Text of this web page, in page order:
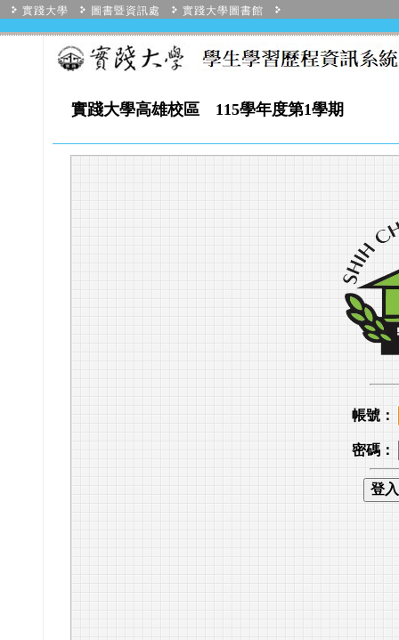
實踐大學 圖書暨資訊處 實踐大學圖書館
實踐大學高雄校區 115學年度第1學期
帳號：
密碼：